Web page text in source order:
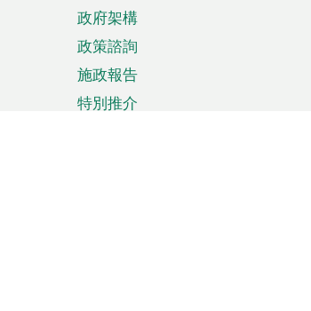
政府架構
政策諮詢
施政報告
特別推介